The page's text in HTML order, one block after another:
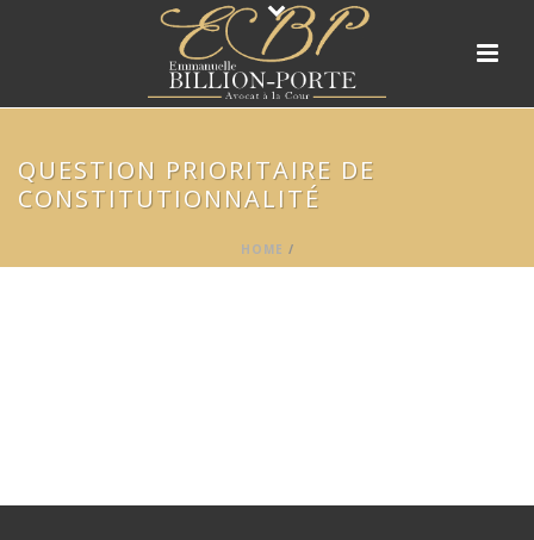
QUESTION PRIORITAIRE DE
CONSTITUTIONNALITÉ
HOME /